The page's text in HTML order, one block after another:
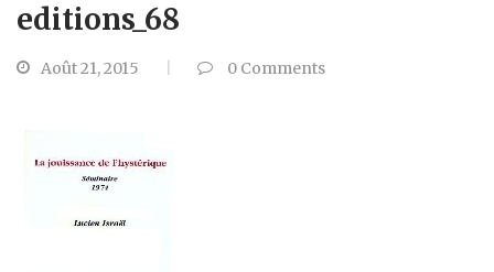
editions_68
Août 21, 2015 0 Comments